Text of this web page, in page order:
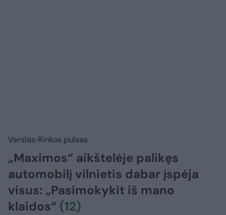
Verslas Rinkos pulsas
„Maximos“ aikštelėje palikęs
automobilį vilnietis dabar įspėja
visus: „Pasimokykit iš mano
klaidos“ (12)